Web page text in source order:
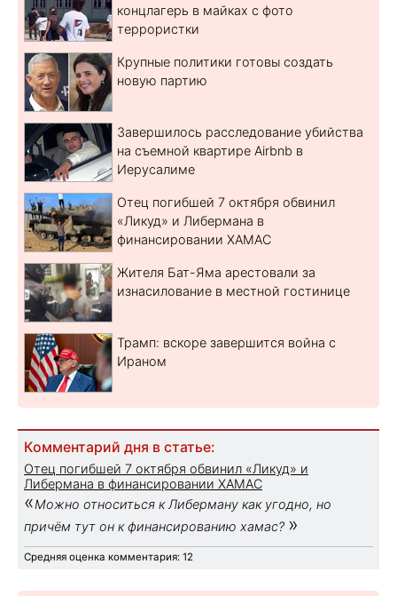
концлагерь в майках с фото
террористки
Крупные политики готовы создать
новую партию
Завершилось расследование убийства
на съемной квартире Airbnb в
Иерусалиме
Отец погибшей 7 октября обвинил
«Ликуд» и Либермана в
финансировании ХАМАС
Жителя Бат-Яма арестовали за
изнасилование в местной гостинице
Трамп: вскоре завершится война с
Ираном
Комментарий дня в статье:
Отец погибшей 7 октября обвинил «Ликуд» и
Либермана в финансировании ХАМАС
«Можно относиться к Либерману как угодно, но
причём тут он к финансированию хамас? »
Средняя оценка комментария: 12